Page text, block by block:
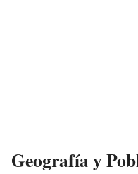
Geografía y